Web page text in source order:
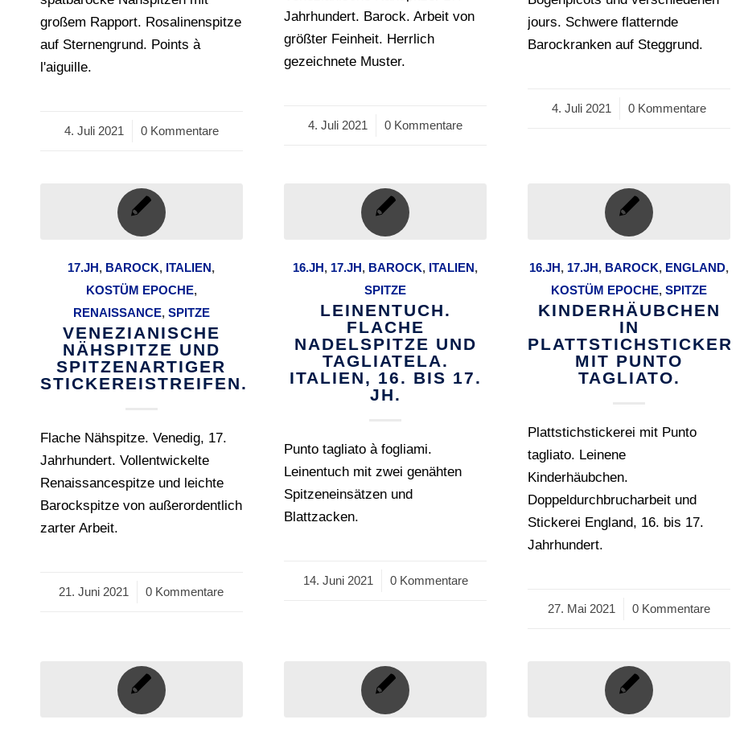
großem Rapport. Rosalinenspitze
auf Sternengrund. Points à
l'aiguille.
4. Juli 2021
/ 0 Kommentare
Jahrhundert. Barock. Arbeit von
größter Feinheit. Herrlich
gezeichnete Muster.
4. Juli 2021
/ 0 Kommentare
jours. Schwere flatternde
Barockranken auf Steggrund.
4. Juli 2021
/ 0 Kommentare
17.JH, BAROCK, ITALIEN,
KOSTÜM EPOCHE,
RENAISSANCE, SPITZE
VENEZIANISCHE
NÄHSPITZE UND
SPITZENARTIGER
STICKEREISTREIFEN.
Flache Nähspitze. Venedig, 17.
Jahrhundert. Vollentwickelte
Renaissancespitze und leichte
Barockspitze von außerordentlich
zarter Arbeit.
21. Juni 2021
/ 0 Kommentare
16.JH, 17.JH, BAROCK, ITALIEN,
SPITZE
LEINENTUCH.
FLACHE
NADELSPITZE UND
TAGLIATELA.
ITALIEN, 16. BIS 17.
JH.
Punto tagliato à fogliami.
Leinentuch mit zwei genähten
Spitzeneinsätzen und
Blattzacken.
14. Juni 2021
/ 0 Kommentare
16.JH, 17.JH, BAROCK, ENGLAND,
KOSTÜM EPOCHE,SPITZE
KINDERHÄUBCHEN
IN
PLATTSTICHSTICKEREI
MIT PUNTO
TAGLIATO.
Plattstichstickerei mit Punto
tagliato. Leinene
Kinderhäubchen.
Doppeldurchbrucharbeit und
Stickerei England, 16. bis 17.
Jahrhundert.
27. Mai 2021
/ 0 Kommentare